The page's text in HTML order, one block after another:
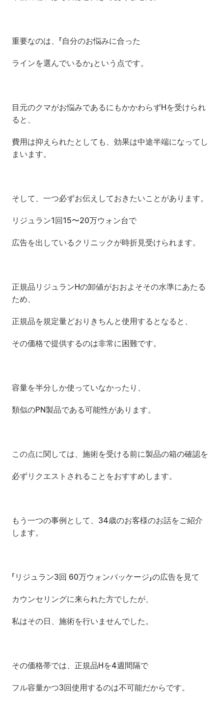
重要なのは、「自分のお悩みに合った
ラインを選んでいるか」という点です。
目元のクマがお悩みであるにもかかわらずHを受けられ
ると、
費用は抑えられたとしても、効果は中途半端になってし
まいます。
そして、一つ必ずお伝えしておきたいことがあります。
リジュラン1回15〜20万ウォン台で
広告を出しているクリニックが時折見受けられます。
正規品リジュランHの卸値がおおよそその水準にあたる
ため、
正規品を規定量どおりきちんと使用するとなると、
その価格で提供するのは非常に困難です。
容量を半分しか使っていなかったり、
類似のPN製品である可能性があります。
この点に関しては、施術を受ける前に製品の箱の確認を
必ずリクエストされることをおすすめします。
もう一つの事例として、34歳のお客様のお話をご紹介
します。
「リジュラン3回 60万ウォンパッケージ」の広告を見て
カウンセリングに来られた方でしたが、
私はその日、施術を行いませんでした。
その価格帯では、正規品Hを4週間隔で
フル容量かつ3回使用するのは不可能だからです。